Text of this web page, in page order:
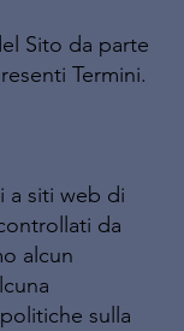
Sito da parte
Termini.
a siti web di
da
alcun
sulla